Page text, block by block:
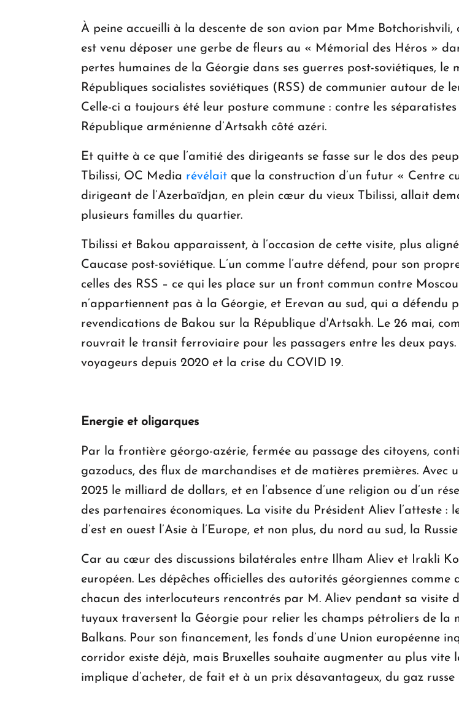
À peine accueilli à la descente de son avion par Mme
est venu déposer une gerbe de fleurs au « Mémorial des Héros »
pertes humaines de la Géorgie dans ses guerres post-soviétiques,
Républiques socialistes soviétiques (RSS) de communier autour de
Celle-ci a toujours été leur posture commune : contre les
République arménienne d’Artsakh côté azéri.
Et quitte à ce que l’amitié des dirigeants se fasse sur le dos des
Tbilissi, OC Media révélait que la construction d’un futur « Centre
dirigeant de l’Azerbaïdjan, en plein cœur du vieux Tbilissi, allait
plusieurs familles du quartier.
Tbilissi et Bakou apparaissent, à l’occasion de cette visite, plus
Caucase post-soviétique. L’un comme l’autre défend, pour son
celles des RSS – ce qui les place sur un front commun contre
n’appartiennent pas à la Géorgie, et Erevan au sud, qui a défendu
revendications de Bakou sur la République d'Artsakh. Le 26 mai,
rouvrait le transit ferroviaire pour les passagers entre les deux
voyageurs depuis 2020 et la crise du COVID 19.
Energie et oligarques
Par la frontière géorgo-azérie, fermée au passage des citoyens,
gazoducs, des flux de marchandises et de matières premières.
2025 le milliard de dollars, et en l’absence d’une religion ou d’un
des partenaires économiques. La visite du Président Aliev l’atteste
d’est en ouest l’Asie à l’Europe, et non plus, du nord au sud, la
Car au cœur des discussions bilatérales entre Ilham Aliev et Irakli
européen. Les dépêches officielles des autorités géorgiennes
chacun des interlocuteurs rencontrés par M. Aliev pendant sa visite
tuyaux traversent la Géorgie pour relier les champs pétroliers de la
Balkans. Pour son financement, les fonds d’une Union européenne
corridor existe déjà, mais Bruxelles souhaite augmenter au plus
implique d’acheter, de fait et à un prix désavantageux, du gaz